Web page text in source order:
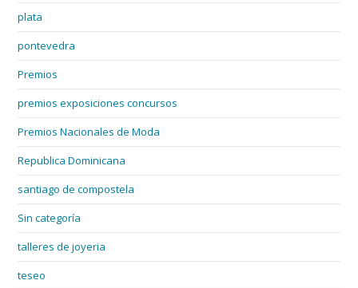
plata
pontevedra
Premios
premios exposiciones concursos
Premios Nacionales de Moda
Republica Dominicana
santiago de compostela
Sin categoría
talleres de joyeria
teseo